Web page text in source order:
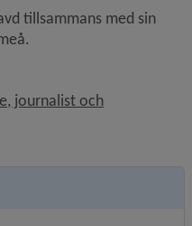
tillsammans med sin
journalist och
öppnas i nytt fönster.